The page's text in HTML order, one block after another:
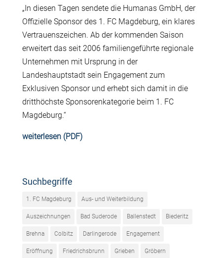
„In diesen Tagen sendete die Humanas GmbH, der
Offizielle Sponsor des 1. FC Magdeburg, ein klares
Vertrauenszeichen. Ab der kommenden Saison
erweitert das seit 2006 familiengeführte regionale
Unternehmen mit Ursprung in der
Landeshauptstadt sein Engagement zum
Exklusiven Sponsor und erhebt sich damit in die
dritthöchste Sponsorenkategorie beim 1. FC
Magdeburg.“
weiterlesen (PDF)
Suchbegriffe
1. FC Magdeburg Aus- und Weiterbildung
Auszeichnungen Bad Suderode Ballenstedt Biederitz
Brehna Colbitz Darlingerode Engagement
Eröffnung Friedrichsbrunn Grieben Gröbern